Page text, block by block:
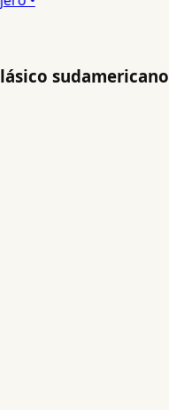
sudamericano